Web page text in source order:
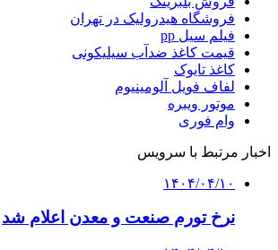
فروشگاه هیدرولیک در تهران
فیلم سیل pp
قیمت کاغذ ضدآب سیلیکونی
کاغذ تایوک
لفاف فویل آلومینیوم
موتور ویبره
وام فوری
اخبار مرتبط با سرویس
۱۴۰۴/۰۴/۱۰
نرخ تورم صنعت و معدن اعلام شد